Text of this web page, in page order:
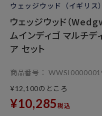
ウェッジウッド（イギリス）
ウェッジウッド（
ムインディゴ マルチデ
ア セット
商品番号
¥12,100のところ
¥10,285税込